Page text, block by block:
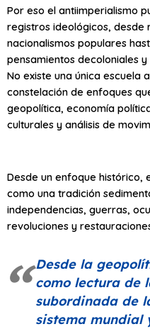
Por eso el antiimperialismo
registros ideológicos, desde
nacionalismos populares
pensamientos decoloniales
No existe una única escuela
constelación de enfoques
geopolítica, economía
culturales y análisis de
Desde un enfoque histórico,
como una tradición
independencias, guerras,
revoluciones y
Desde la
como lectura de
subordinada de
sistema mundial